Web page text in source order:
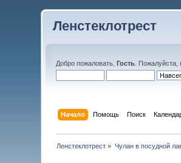
Ленстеклотрест
Добро пожаловать,Гость . Пожалуйста,
Начало Помощь Поиск
Ленстеклотрест » Чулан в посудной